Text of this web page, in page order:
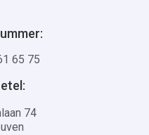
65 75
74